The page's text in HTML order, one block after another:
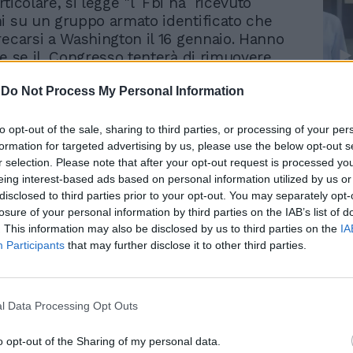
Do Not Process My Personal Information
opt-out of the sale, sharing to third parties, or processing of your
for targeted advertising by us, please use the below opt-out
selection. Please note that after your opt-out request is processed
interest-based ads based on personal information utilized by us
to third parties prior to your opt-out. You may separately
of your personal information by third parties on the IAB’s list of
This information may also be disclosed by us to third parties on the
Participants that may further disclose it to other third parties.
Data Processing Opt Outs
opt-out of the Sharing of my personal data.
su un gruppo armato identificato che
a Washington il 16 gennaio. Hanno
se il Congresso tenterà di rimuovere
rivolta". L`Fbi ha anche ricevuto
d`assalto" i tribunali del governo
e federale e gli edifici amministrativi
cui il presidente Donald Trump venga
prima del giorno
Il gruppo sta anche pianificando
gli uffici governativi in ogni Stato il
verrà inaugurato il presidente eletto Joe
dal fatto che gli stati
i voti elettorali per Biden o Trump.
Rudy Giuliani a Come States?
Trump, Meloni e la strategia
americana